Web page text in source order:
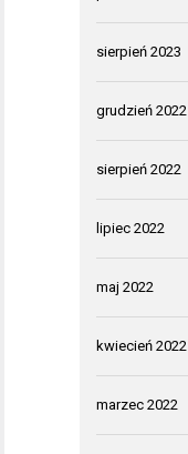
sierpień 2023
grudzień 2022
sierpień 2022
lipiec 2022
maj 2022
kwiecień 2022
marzec 2022